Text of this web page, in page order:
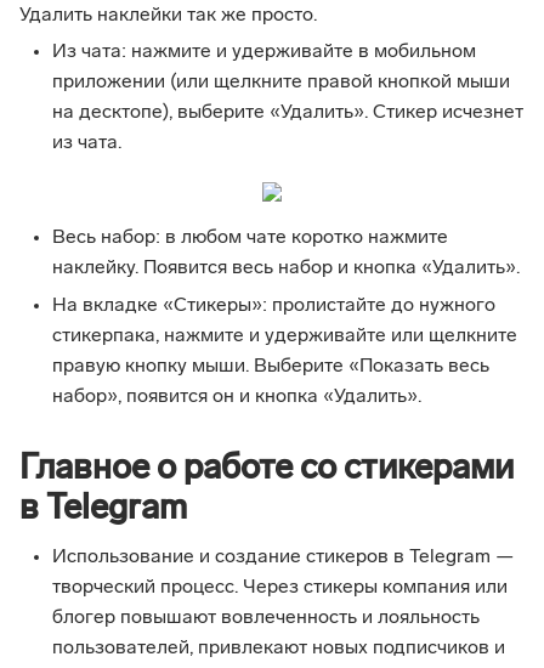
Удалить наклейки так же просто.
Из чата: нажмите и удерживайте в мобильном
приложении (или щелкните правой кнопкой мыши
на десктопе), выберите «Удалить». Стикер исчезнет
из чата.
Весь набор: в любом чате коротко нажмите
наклейку. Появится весь набор и кнопка «Удалить».
На вкладке «Стикеры»: пролистайте до нужного
стикерпака, нажмите и удерживайте или щелкните
правую кнопку мыши. Выберите «Показать весь
набор», появится он и кнопка «Удалить».
Главное о работе со стикерами
в Telegram
Использование и создание стикеров в Telegram —
творческий процесс. Через стикеры компания или
блогер повышают вовлеченность и лояльность
пользователей, привлекают новых подписчиков и